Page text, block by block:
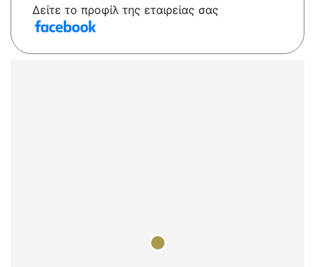
Δείτε το προφίλ της εταιρείας σας